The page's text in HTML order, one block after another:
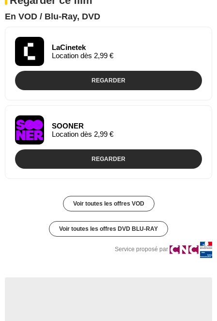
En VOD / Blu-Ray, DVD
LaCinetek
Location dès 2,99 €
REGARDER
SOONER
Location dès 2,99 €
REGARDER
Voir toutes les offres VOD
Voir toutes les offres DVD BLU-RAY
Service proposé par